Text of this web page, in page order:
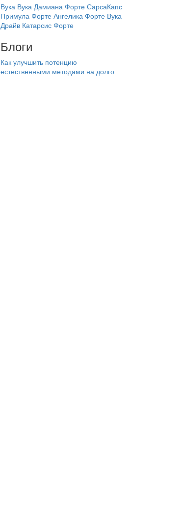
Вука Вука Дамиана Форте СарсаКапс
Примула Форте Ангелика Форте Вука
Драйв Катарсис Форте
Блоги
Как улучшить потенцию
естественными методами на долго